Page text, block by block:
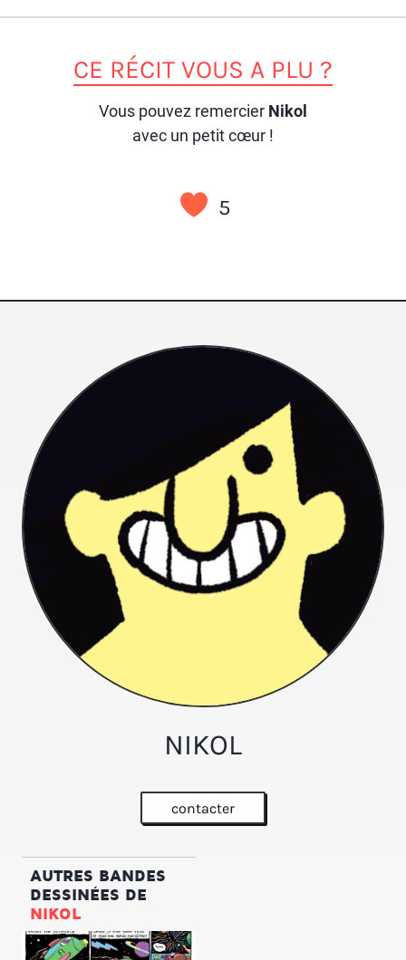
CE RÉCIT VOUS A PLU ?
Vous pouvez remercier Nikol
avec un petit cœur !
5
NIKOL
contacter
AUTRES BANDES
DESSINÉES DE
NIKOL